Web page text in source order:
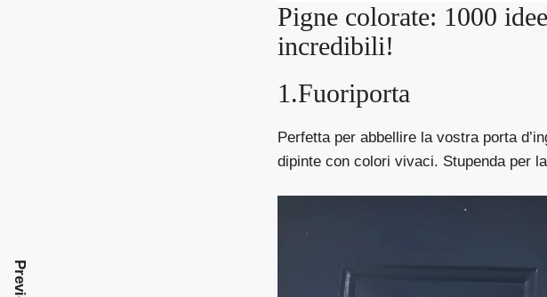
Pigne colorate: 1000
incredibili!
1.Fuoriporta
Perfetta per abbellire la vostra porta
dipinte con colori vivaci. Stupenda per